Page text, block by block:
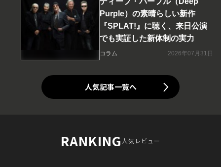
Purple）の素晴らしい新作
『SPLAT!』に聴く、来日公演
でも実証した新体制の実力
コラム 2026年07月31日
人気記事一覧へ
RANKING人気レビュー